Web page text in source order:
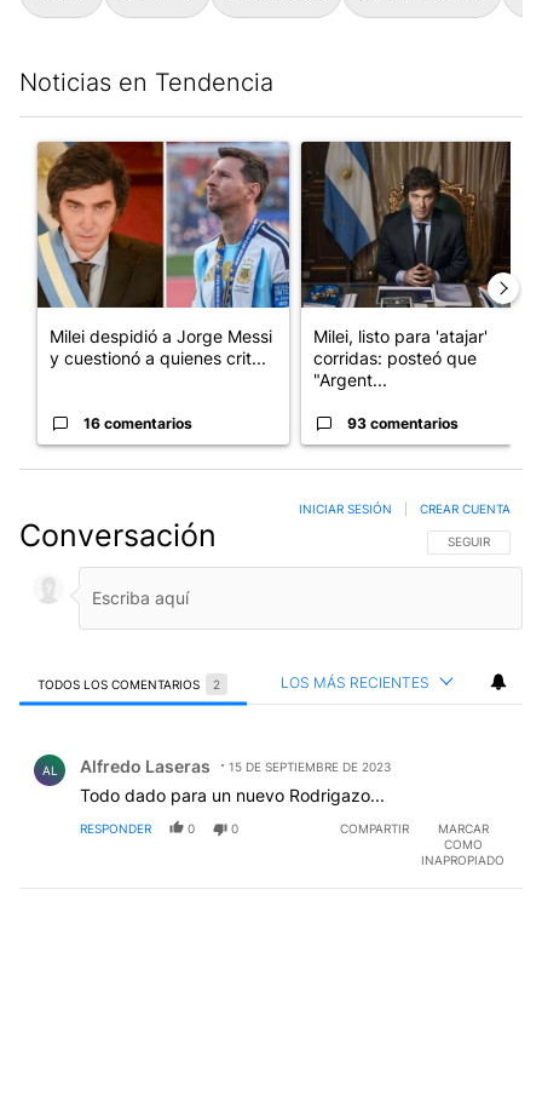
Noticias en Tendencia
Un artículo de tendencia con el título "Milei despidió a Jorge
Milei despidió a Jorge Messi
y cuestionó a quienes crit...
16 comentarios
Un artículo de tendencia
Milei, listo para 'atajar'
corridas: posteó que
"Argent...
93 comentarios
Conversación SIGA ESTA
SEGUIR
INICIAR SESIÓN CREAR CUENTA
TODOS LOS COMENTARIOS 2 LOS MÁS RECIENTES
AL Alfredo Laseras 15 DE SEPTIEMBRE DE 2023
Todo dado para un nuevo Rodrigazo...
RESPONDER 0 0 COMPARTIR
MARCAR
COMO
INAPROPIADO